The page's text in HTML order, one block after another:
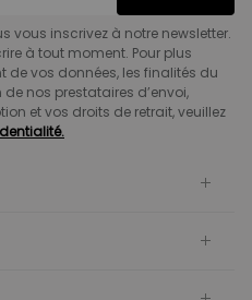
vous inscrivez à notre newsletter.
à tout moment. Pour plus
de vos données, les finalités du
nos prestataires d’envoi,
et vos droits de retrait, veuillez